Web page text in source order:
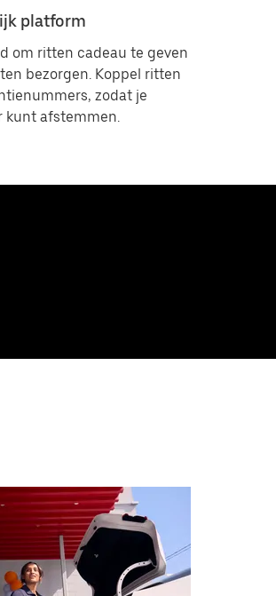
platform
om ritten cadeau te geven
bezorgen. Koppel ritten
zodat je
kunt afstemmen.